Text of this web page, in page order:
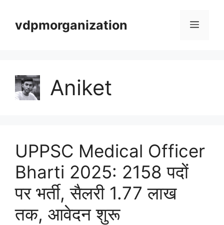
vdpmorganization Menu
Aniket
UPPSC Medical Officer
Bharti 2025: 2158 पदों
पर भर्ती, सैलरी 1.77 लाख
तक, आवेदन शुरू